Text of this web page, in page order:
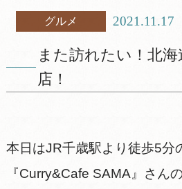
グルメ 2021.11.17
また訪れたい！北
店！
本日はJR千歳駅より徒歩5分
『Curry&Cafe SAMA』さん